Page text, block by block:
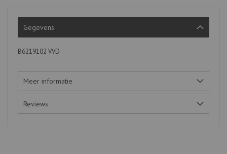
Gegevens
B6219102 VVD
Meer informatie
Reviews